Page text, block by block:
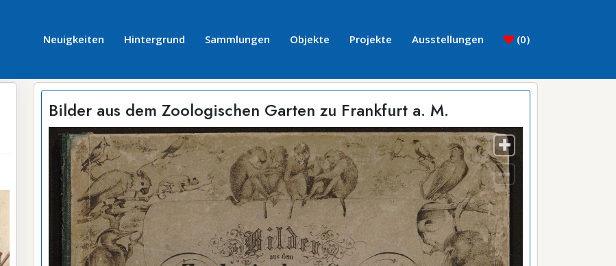
Neuigkeiten Hintergrund Sammlungen Objekte Projekte Ausstellungen (0)
Bilder aus dem Zoologischen Garten zu Frankfurt a. M.